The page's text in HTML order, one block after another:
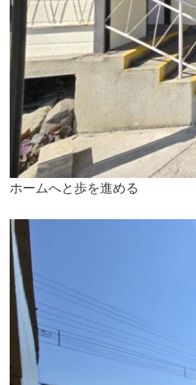
ホームへと歩を進める